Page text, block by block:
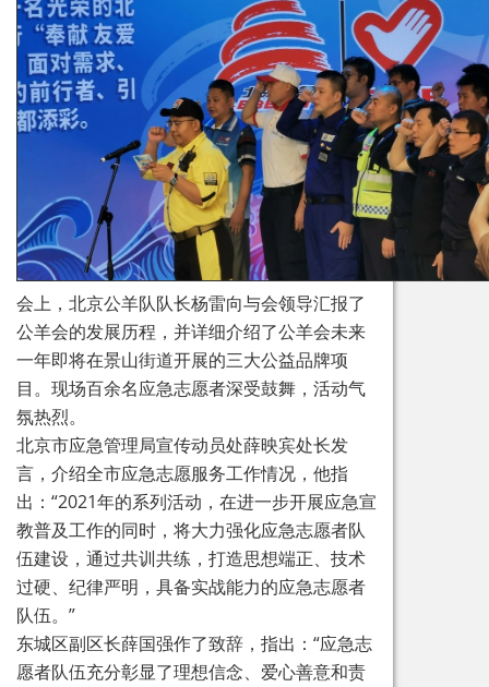
会上，北京公羊队队长杨雷向与会领导汇报了
公羊会的发展历程，并详细介绍了公羊会未来
一年即将在景山街道开展的三大公益品牌项
目。现场百余名应急志愿者深受鼓舞，活动气
氛热烈。
北京市应急管理局宣传动员处薛映宾处长发
言，介绍全市应急志愿服务工作情况，他指
出：“2021年的系列活动，在进一步开展应急宣
教普及工作的同时，将大力强化应急志愿者队
伍建设，通过共训共练，打造思想端正、技术
过硬、纪律严明，具备实战能力的应急志愿者
队伍。”
东城区副区长薛国强作了致辞，指出：“应急志
愿者队伍充分彰显了理想信念、爱心善意和责